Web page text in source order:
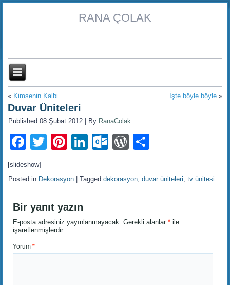
RANA ÇOLAK
« Kimsenin Kalbi İşte böyle böyle»
Duvar Üniteleri
Published 08 Şubat 2012 By RanaColak
Facebook
TwitterPinterest
LinkedIn
Outlook.com
WordPress
[slideshow]
Posted in Dekorasyon |Tagged dekorasyon,duvar üniteleri,tv ünitesi
Bir yanıt yazın
E-posta adresiniz yayınlanmayacak. Gerekli alanlar* ile
işaretlenmişlerdir
Yorum*